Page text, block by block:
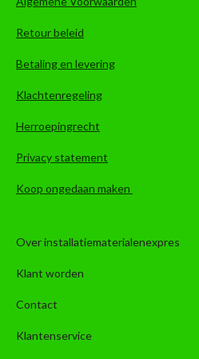
Retour beleid
Betaling en levering
Klachtenregeling
Herroepingrecht
Privacy statement
Koop ongedaan maken
Over installatiematerialenexpres
Klant worden
Contact
Klantenservice